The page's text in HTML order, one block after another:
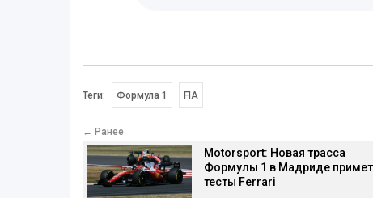
Теги: Формула 1 FIA
← Ранее
Motorsport: Новая трасса
Формулы 1 в Мадриде примет
тесты Ferrari